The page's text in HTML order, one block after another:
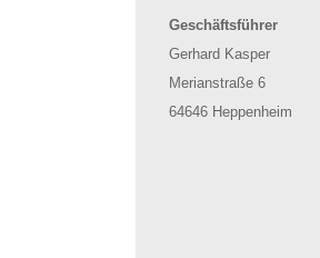
Geschäftsführer
Gerhard Kasper
Merianstraße 6
64646 Heppenheim